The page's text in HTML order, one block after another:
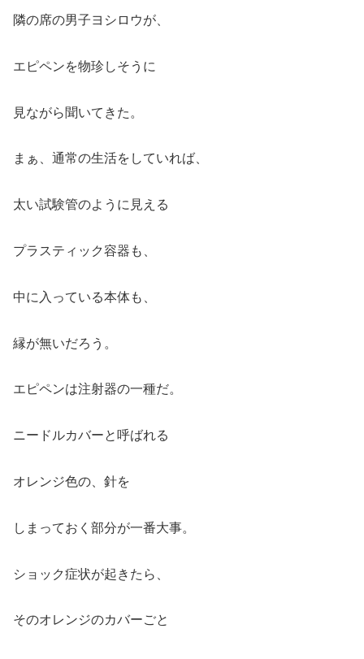
隣の席の男子ヨシロウが、
エピペンを物珍しそうに
見ながら聞いてきた。
まぁ、通常の生活をしていれば、
太い試験管のように見える
プラスティック容器も、
中に入っている本体も、
縁が無いだろう。
エピペンは注射器の一種だ。
ニードルカバーと呼ばれる
オレンジ色の、針を
しまっておく部分が一番大事。
ショック症状が起きたら、
そのオレンジのカバーごと